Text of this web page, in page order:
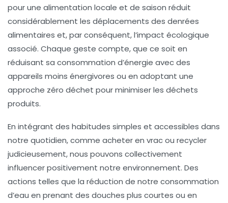
pour une alimentation locale et de saison réduit
considérablement les déplacements des denrées
alimentaires et, par conséquent, l’impact écologique
associé. Chaque geste compte, que ce soit en
réduisant sa consommation d’énergie avec des
appareils moins énergivores ou en adoptant une
approche zéro déchet pour minimiser les déchets
produits.
En intégrant des habitudes simples et accessibles dans
notre quotidien, comme acheter en vrac ou recycler
judicieusement, nous pouvons collectivement
influencer positivement notre environnement. Des
actions telles que la réduction de notre consommation
d’eau en prenant des douches plus courtes ou en